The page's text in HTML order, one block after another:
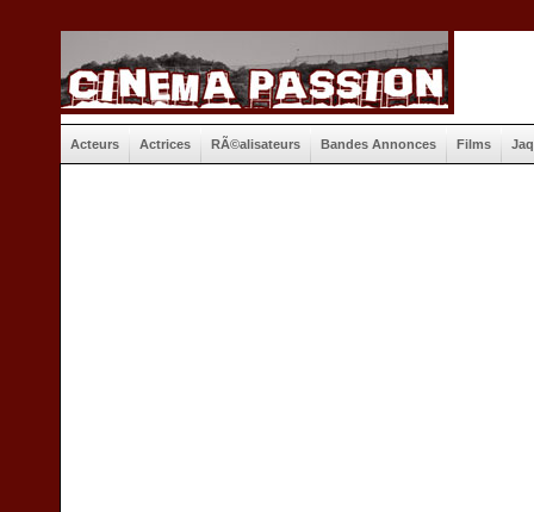
Acteurs Actrices RÃ©alisateurs Bandes Annonces Films